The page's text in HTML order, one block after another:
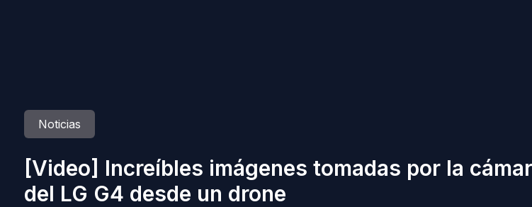
Noticias
[Video] Increíbles imágenes tomadas por la
del LG G4 desde un drone